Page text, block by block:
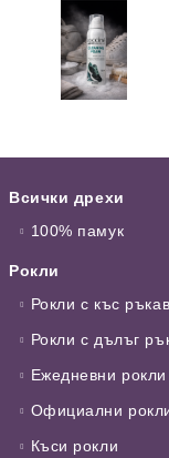
Всички дрехи
100% памук
Рокли
Рокли с къс ръкав
Рокли с дълъг
Ежедневни рокли
Официални
Къси рокли